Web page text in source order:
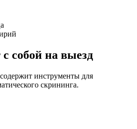
собой на выезд
инструменты для
скрининга.